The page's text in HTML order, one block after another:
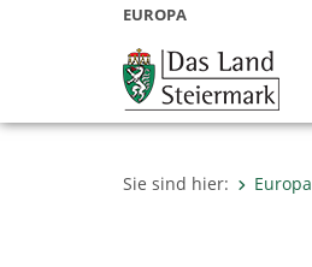
EUROPA
Sie sind hier: Europa